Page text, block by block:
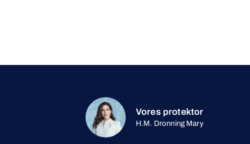
Vores protektor
H.M. Dronning Mary